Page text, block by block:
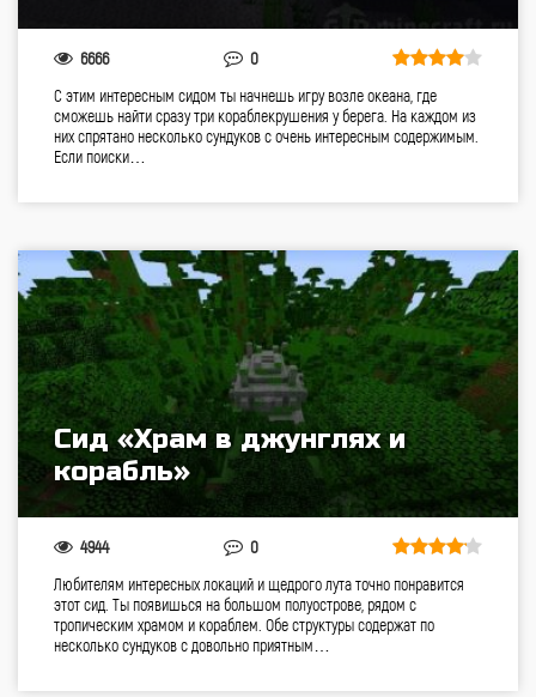
6666 0
С этим интересным сидом ты начнешь игру возле океана, где
сможешь найти сразу три кораблекрушения у берега. На каждом из
них спрятано несколько сундуков с очень интересным содержимым.
Если поиски…
Сид «Храм в джунглях и
корабль»
4944 0
Любителям интересных локаций и щедрого лута точно понравится
этот сид. Ты появишься на большом полуострове, рядом с
тропическим храмом и кораблем. Обе структуры содержат по
несколько сундуков с довольно приятным…